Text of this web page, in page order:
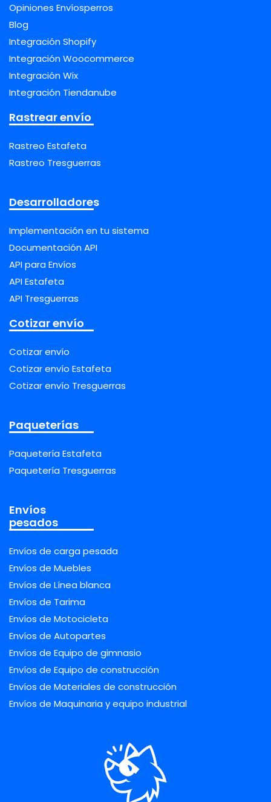
Opiniones Envíosperros
Blog
Integración Shopify
Integración Woocommerce
Integración Wix
Integración Tiendanube
Rastrear envío
Rastreo Estafeta
Rastreo Tresguerras
Desarrolladores
Implementación en tu sistema
Documentación API
API para Envíos
API Estafeta
API Tresguerras
Cotizar envío
Cotizar envío
Cotizar envío Estafeta
Cotizar envío Tresguerras
Paqueterías
Paquetería Estafeta
Paquetería Tresguerras
Envíos
pesados
Envíos de carga pesada
Envíos de Muebles
Envíos de Línea blanca
Envíos de Tarima
Envíos de Motocicleta
Envíos de Autopartes
Envíos de Equipo de gimnasio
Envíos de Equipo de construcción
Envíos de Materiales de construcción
Envíos de Maquinaria y equipo industrial